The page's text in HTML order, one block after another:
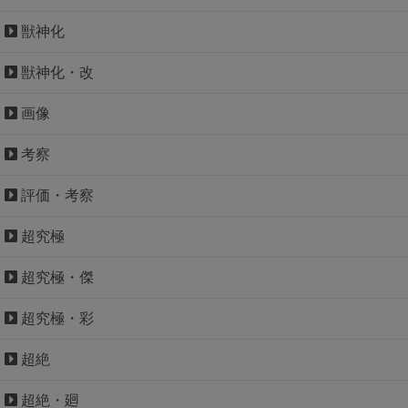
獣神化
獣神化・改
画像
考察
評価・考察
超究極
超究極・傑
超究極・彩
超絶
超絶・廻